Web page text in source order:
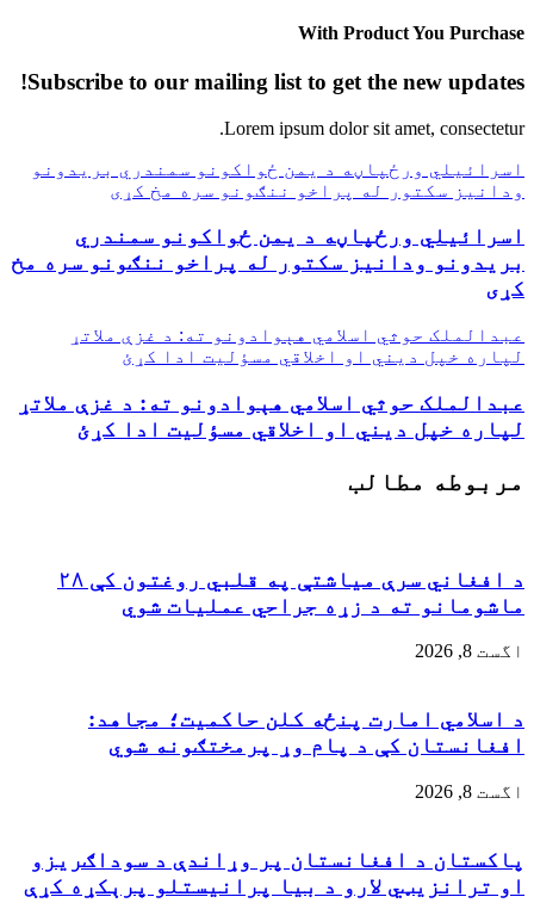
With Product You Purchase
Subscribe to our mailing list to get the new updates!
Lorem ipsum dolor sit amet, consectetur.
اسرائیلي ورځپاڼه د یمن ځواکونو سمندري بریدونو
ودانیز سکتور له پراخو ننګونو سره مخ کړی
اسرائیلي ورځپاڼه د یمن ځواکونو سمندري
بریدونو ودانیز سکتور له پراخو ننګونو سره مخ
کړی
عبدالملک حوثي اسلامي هېوادونو ته: د غزې ملاتړ
لپاره خپل دیني او اخلاقي مسؤلیت ادا کړئ
عبدالملک حوثي اسلامي هېوادونو ته: د غزې ملاتړ
لپاره خپل دیني او اخلاقي مسؤلیت ادا کړئ
مربوطه مطالب
د افغاني سرې میاشتې په قلبي روغتون کې ۲۸
ماشومانو ته د زړه جراحي عملیات شوي
اگست 8, 2026
د اسلامي امارت پنځه کلن حاکمیت؛ مجاهد:
افغانستان کې د پام وړ پرمختګونه شوي
اگست 8, 2026
پاکستان د افغانستان پر وړاندې د سوداګریزو
او ترانزیټي لارو د بیا پرانیستلو پرېکړه کړې